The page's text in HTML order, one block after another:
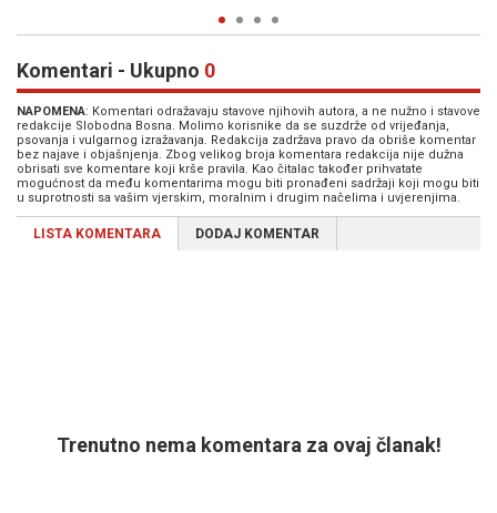
Komentari - Ukupno 0
NAPOMENA: Komentari odražavaju stavove njihovih autora, a ne nužno i stavove
redakcije Slobodna Bosna. Molimo korisnike da se suzdrže od vrijeđanja,
psovanja i vulgarnog izražavanja. Redakcija zadržava pravo da obriše komentar
bez najave i objašnjenja. Zbog velikog broja komentara redakcija nije dužna
obrisati sve komentare koji krše pravila. Kao čitalac također prihvatate
mogućnost da među komentarima mogu biti pronađeni sadržaji koji mogu biti
u suprotnosti sa vašim vjerskim, moralnim i drugim načelima i uvjerenjima.
LISTA KOMENTARA DODAJ KOMENTAR
Trenutno nema komentara za ovaj članak!